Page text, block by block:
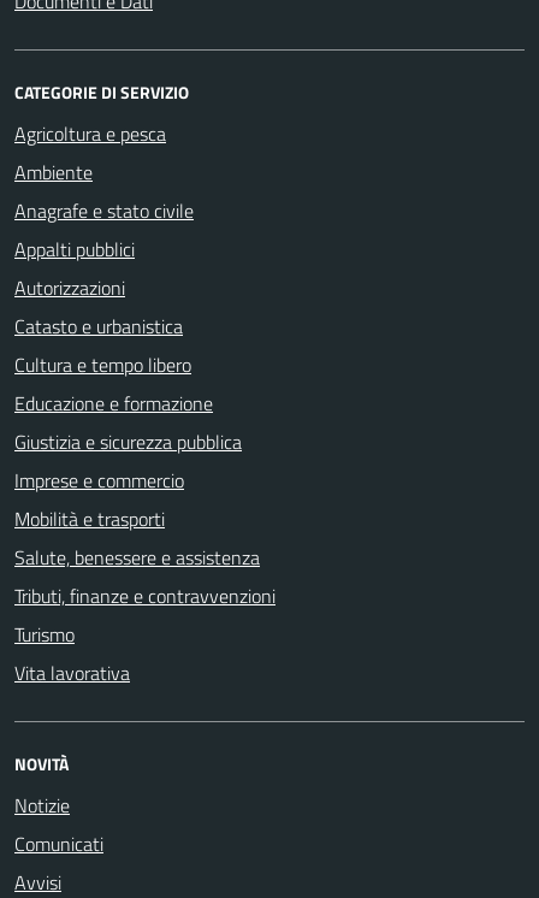
CATEGORIE DI SERVIZIO
Agricoltura e pesca
Ambiente
Anagrafe e stato civile
Appalti pubblici
Autorizzazioni
Catasto e urbanistica
Cultura e tempo libero
Educazione e formazione
Giustizia e sicurezza pubblica
Imprese e commercio
Mobilità e trasporti
Salute, benessere e assistenza
Tributi, finanze e contravvenzioni
Turismo
Vita lavorativa
NOVITÀ
Notizie
Comunicati
Avvisi